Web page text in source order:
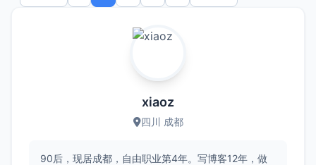
xiaoz
四川 成都
90后，现居成都，自由职业第4年。写博客12年，做